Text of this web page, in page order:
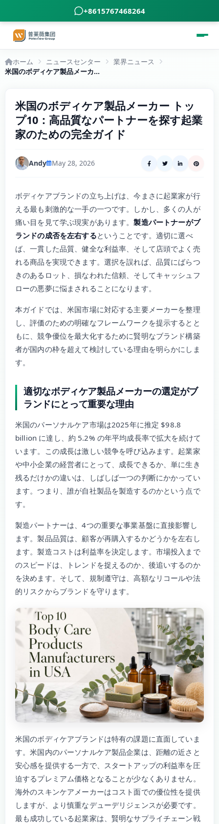
+8615767468264
ホーム ニュースセンター
業界ニュース
米国のボディケア製品メーカー トップ10：高品質なパートナーを探す起業家のための完全ガイド
米国のボディケア製品メーカー トッ
プ10：高品質なパートナーを探す起業
家のための完全ガイド
Andy May 28, 2026
ボディケアブランドの立ち上げは、今まさに起業家が行
える最も刺激的な一手の一つです。しかし、多くの人が
痛い目を見て学ぶ現実があります。製造パートナーがブ
ランドの成否を左右するということです。適切に選べ
ば、一貫した品質、健全な利益率、そして店頭でよく売
れる商品を実現できます。選択を誤れば、品質にばらつ
きのあるロット、損なわれた信頼、そしてキャッシュフ
ローの悪夢に悩まされることになります。
本ガイドでは、米国市場に対応する主要メーカーを整理
し、評価のための明確なフレームワークを提示するとと
もに、競争優位を最大化するために賢明なブランド構築
者が国内の枠を超えて検討している理由を明らかにしま
す。
適切なボディケア製品メーカーの選定がブ
ランドにとって重要な理由
米国のパーソナルケア市場は2025年に推定 $98.8
billion に達し、約 5.2% の年平均成長率で拡大を続けて
います。この成長は激しい競争を呼び込みます。起業家
や中小企業の経営者にとって、成長できるか、単に生き
残るだけかの違いは、しばしば一つの判断にかかってい
ます。つまり、誰が自社製品を製造するのかという点で
す。
製造パートナーは、4つの重要な事業基盤に直接影響し
ます。製品品質は、顧客が再購入するかどうかを左右し
ます。製造コストは利益率を決定します。市場投入まで
のスピードは、トレンドを捉えるのか、後追いするのか
を決めます。そして、規制遵守は、高額なリコールや法
的リスクからブランドを守ります。
米国のボディケアブランドは特有の課題に直面していま
す。米国内のパーソナルケア製品企業は、距離の近さと
安心感を提供する一方で、スタートアップの利益率を圧
迫するプレミアム価格となることが少なくありません。
海外のスキンケアメーカーはコスト面での優位性を提供
しますが、より慎重なデューデリジェンスが必要です。
最も成功している起業家は、賢明なサプライチェーン戦